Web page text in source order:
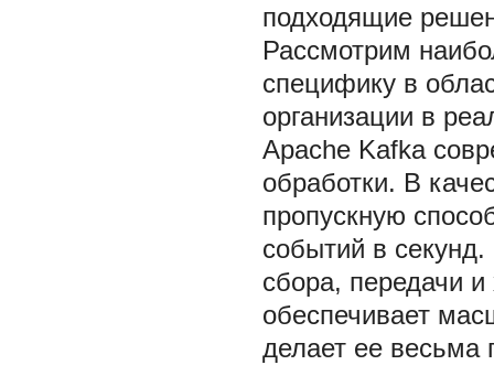
подходящие
Рассмотрим
специфику в
организации в
Apache Kafka
обработки. В
пропускную
событий в
сбора, передачи
обеспечивает
делает ее весьма